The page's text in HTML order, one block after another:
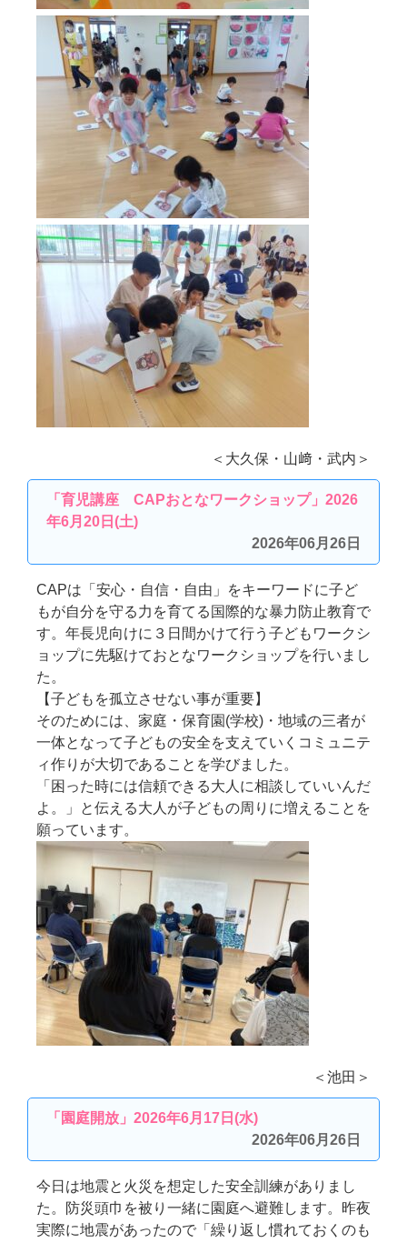
＜大久保・山﨑・武内＞
「育児講座 CAPおとなワークショップ」2026
年6月20日(土)
2026年06月26日
CAPは「安心・自信・自由」をキーワードに子ど
もが自分を守る力を育てる国際的な暴力防止教育で
す。年長児向けに３日間かけて行う子どもワークシ
ョップに先駆けておとなワークショップを行いまし
た。
【子どもを孤立させない事が重要】
そのためには、家庭・保育園(学校)・地域の三者が
一体となって子どもの安全を支えていくコミュニテ
ィ作りが大切であることを学びました。
「困った時には信頼できる大人に相談していいんだ
よ。」と伝える大人が子どもの周りに増えることを
願っています。
＜池田＞
「園庭開放」2026年6月17日(水)
2026年06月26日
今日は地震と火災を想定した安全訓練がありまし
た。防災頭巾を被り一緒に園庭へ避難します。昨夜
実際に地震があったので「繰り返し慣れておくのも